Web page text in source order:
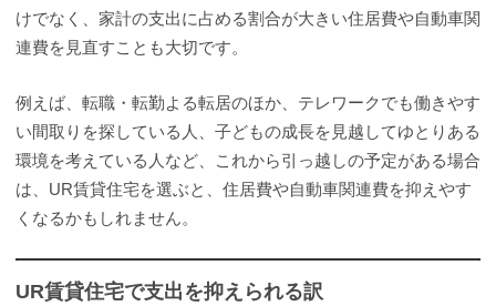
けでなく、家計の支出に占める割合が大きい住居費や自動車関
連費を見直すことも大切です。
例えば、転職・転勤よる転居のほか、テレワークでも働きやす
い間取りを探している人、子どもの成長を見越してゆとりある
環境を考えている人など、これから引っ越しの予定がある場合
は、UR賃貸住宅を選ぶと、住居費や自動車関連費を抑えやす
くなるかもしれません。
UR賃貸住宅で支出を抑えられる訳